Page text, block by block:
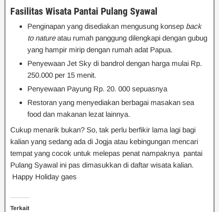
Fasilitas Wisata Pantai Pulang Syawal
Penginapan yang disediakan mengusung konsep back
to natureatau rumah panggung dilengkapi dengan gubug
yang hampir mirip dengan rumah adat Papua.
Penyewaan Jet Sky di bandrol dengan harga mulai Rp.
250.000 per 15 menit.
Penyewaan Payung Rp. 20. 000 sepuasnya
Restoran yang menyediakan berbagai masakan sea
food dan makanan lezat lainnya.
Cukup menarik bukan? So, tak perlu berfikir lama lagi bagi
kalian yang sedang ada di Jogja atau kebingungan mencari
tempat yang cocok untuk melepas penat nampaknya pantai
Pulang Syawal ini pas dimasukkan di daftar wisata kalian.
Happy Holiday gaes
Terkait